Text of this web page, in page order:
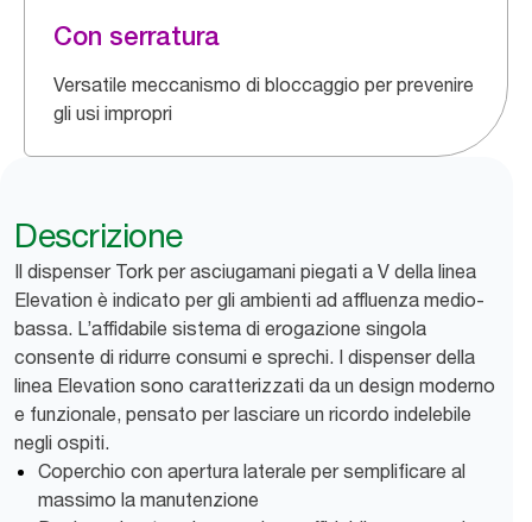
Con serratura
Versatile meccanismo di bloccaggio per prevenire
gli usi impropri
Descrizione
Il dispenser Tork per asciugamani piegati a V della linea
Elevation è indicato per gli ambienti ad affluenza medio-
bassa. L’affidabile sistema di erogazione singola
consente di ridurre consumi e sprechi. I dispenser della
linea Elevation sono caratterizzati da un design moderno
e funzionale, pensato per lasciare un ricordo indelebile
negli ospiti.
Coperchio con apertura laterale per semplificare al
massimo la manutenzione